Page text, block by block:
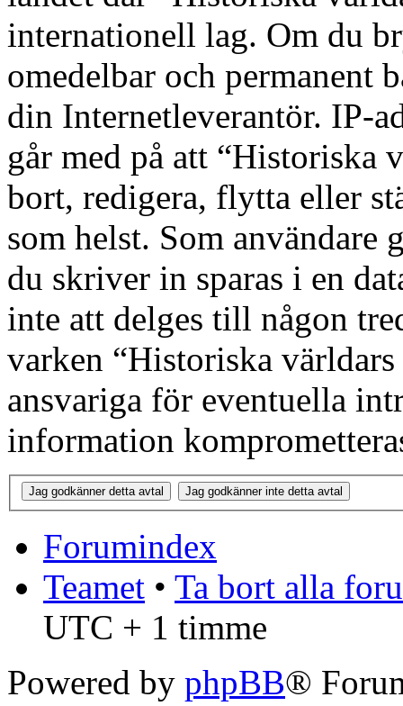
internationell lag. Om du
omedelbar och permanent
din Internetleverantör. IP-
går med på att “Historiska
bort, redigera, flytta eller
som helst. Som
du skriver in sparas i en
inte att delges till någon
varken “Historiska
ansvariga för eventuella
information
Forumindex
Teamet • Ta bort alla
UTC + 1 timme
Powered by phpBB®